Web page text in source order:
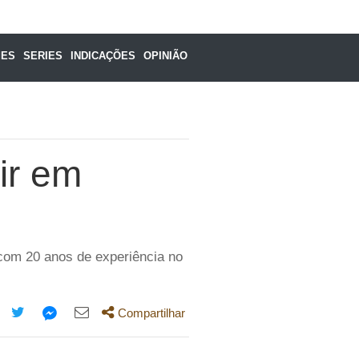
SERIES INDICAÇÕES OPINIÃO
em
20 anos de experiência no
Compartilhe
Compartilhe
Compartilhe
Compartilhar